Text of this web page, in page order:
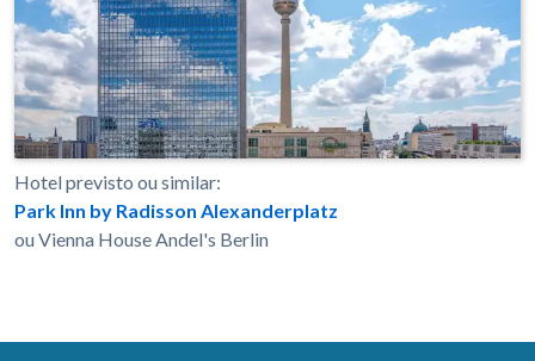
Hotel previsto ou similar:
Park Inn by Radisson Alexanderplatz
ou Vienna House Andel's Berlin